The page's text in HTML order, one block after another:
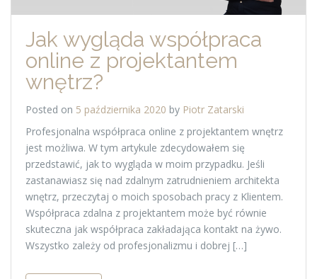
Jak wygląda współpraca
online z projektantem
wnętrz?
Posted on 5 października 2020 by Piotr Zatarski
Profesjonalna współpraca online z projektantem wnętrz
jest możliwa. W tym artykule zdecydowałem się
przedstawić, jak to wygląda w moim przypadku. Jeśli
zastanawiasz się nad zdalnym zatrudnieniem architekta
wnętrz, przeczytaj o moich sposobach pracy z Klientem.
Współpraca zdalna z projektantem może być równie
skuteczna jak współpraca zakładająca kontakt na żywo.
Wszystko zależy od profesjonalizmu i dobrej […]